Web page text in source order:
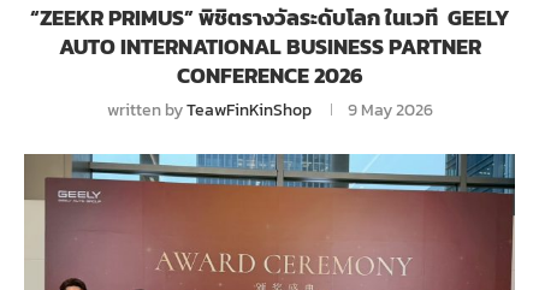
“ZEEKR PRIMUS” พิชิตรางวัลระดับโลก ในเวที GEELY
AUTO INTERNATIONAL BUSINESS PARTNER
CONFERENCE 2026
written byTeawFinKinShop 9 May 2026